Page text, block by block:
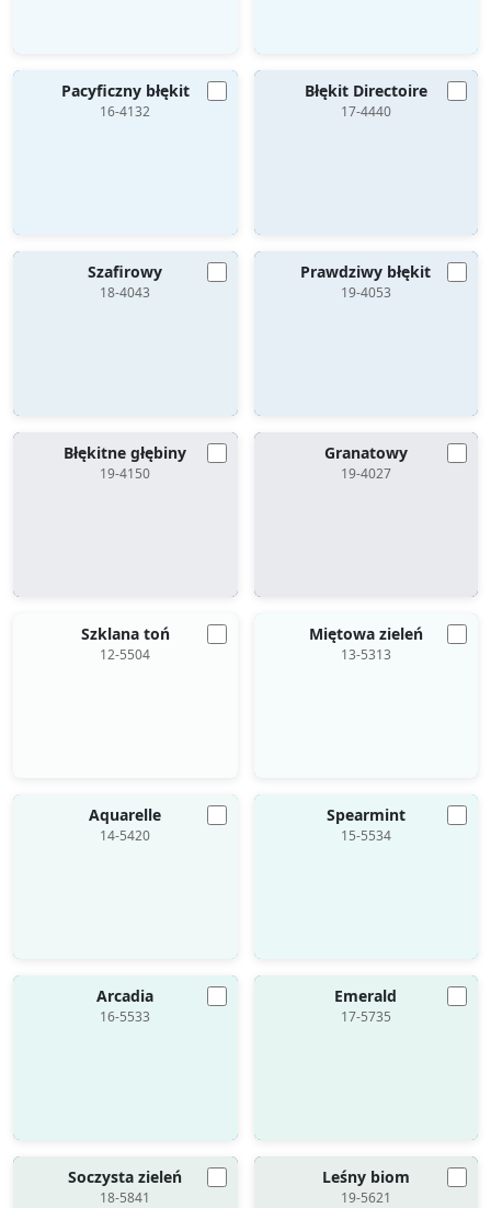
Pacyficzny błękit
16-4132
Błękit Directoire
17-4440
Szafirowy
18-4043
Prawdziwy błękit
19-4053
Błękitne głębiny
19-4150
Granatowy
19-4027
Szklana toń
12-5504
Miętowa zieleń
13-5313
Aquarelle
14-5420
Spearmint
15-5534
Arcadia
16-5533
Emerald
17-5735
Soczysta zieleń
18-5841
Leśny biom
19-5621